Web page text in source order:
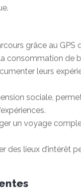
grâce au
consommation de
leurs
sociale,
un voyage
des lieux d’intérêt